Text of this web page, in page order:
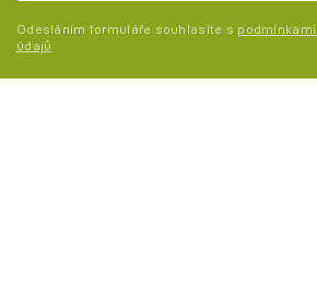
Odesláním formuláře souhlasíte s
údajů